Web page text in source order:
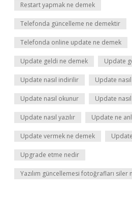
Restart yapmak ne demek
Telefonda güncelleme ne demektir
Telefonda online update ne demek
Update geldi ne demek Update
Update nasıl indirilir Update
Update nasıl okunur Update nasıl
Update nasıl yazılır Update ne
Update vermek ne demek
Upgrade etme nedir
Yazılım güncellemesi fotoğrafları siler